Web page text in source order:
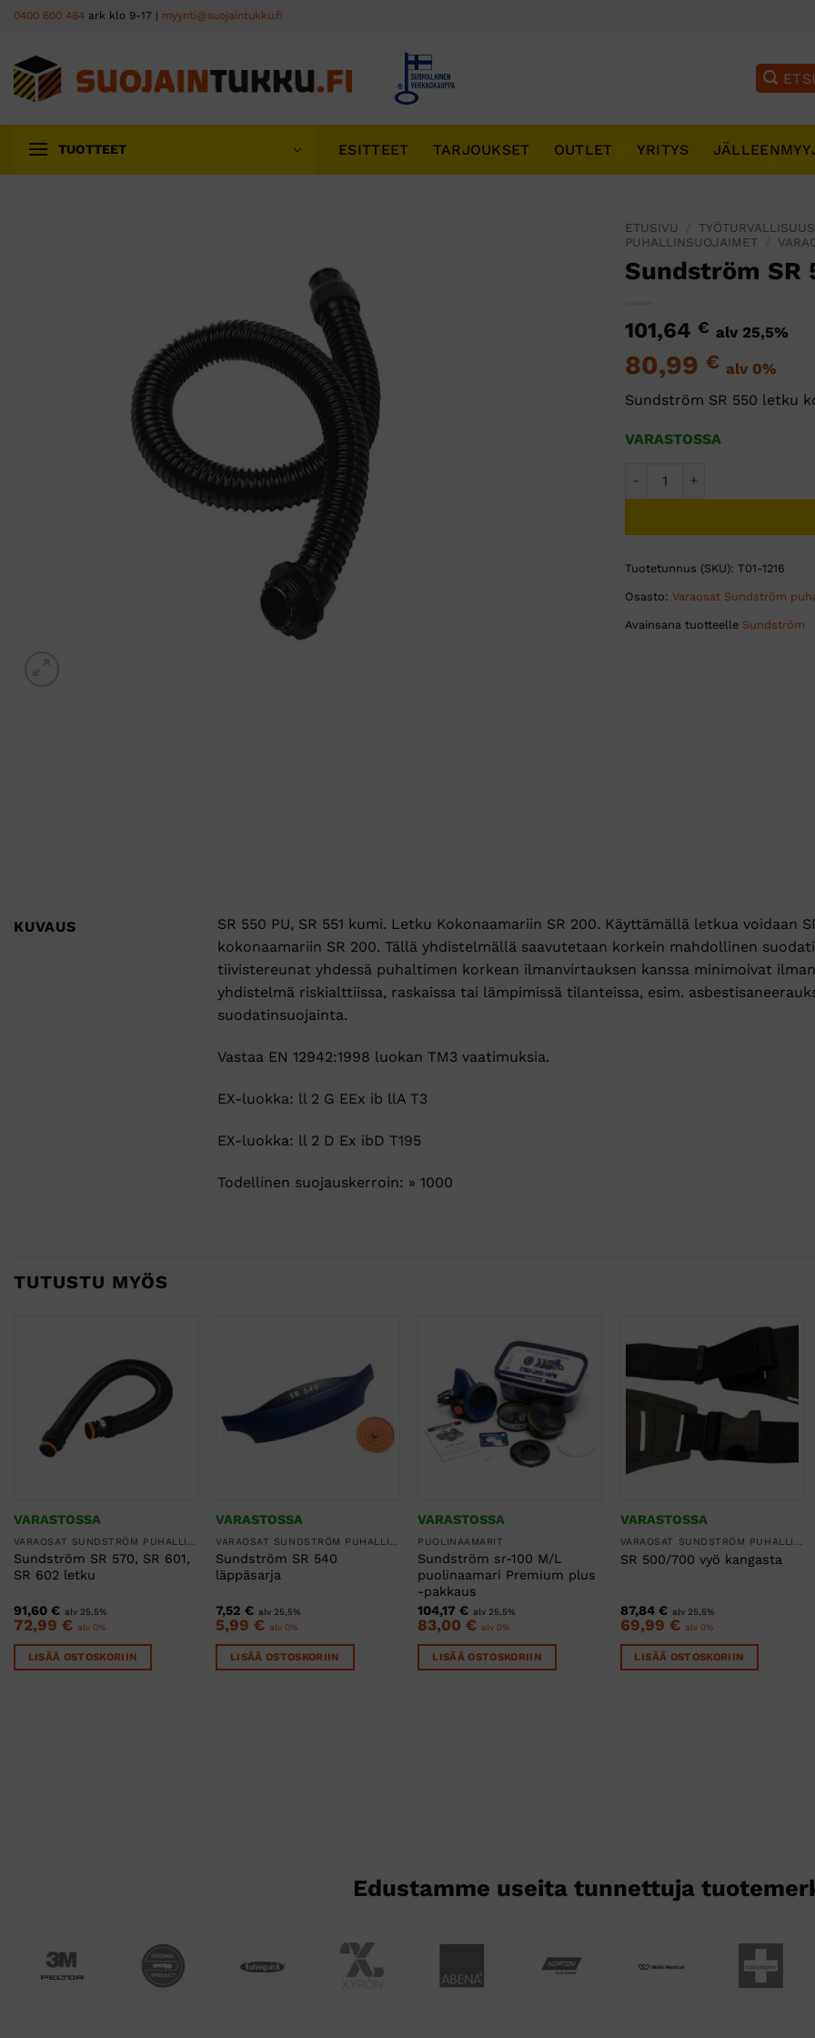
Skip
content
0400 600 484 ark klo 9-17 | myynti@suojaintukku.fi
TUOTTEET ESITTEET TARJOUKSET OUTLET YRITYS
ETUSIVU TYÖTURVALLISUUS
PUHALLINSUOJAIMET
Sundström SR
101,64 € alv 25,5%
80,99 € alv 0%
Sundström SR 550 letku
VARASTOSSA
Tuotetunnus (SKU): T01-1216
Osasto: Varaosat Sundström
Avainsana tuotteelle Sundström
KUVAUS
SR 550 PU, SR 551 kumi. Letku Kokonaamariin SR 200. Käyttämällä letkua voidaan
kokonaamariin SR 200. Tällä yhdistelmällä saavutetaan korkein mahdollinen
tiivistereunat yhdessä puhaltimen korkean ilmanvirtauksen kanssa minimoivat
yhdistelmä riskialttiissa, raskaissa tai lämpimissä tilanteissa, esim.
suodatinsuojainta.
Vastaa EN 12942:1998 luokan TM3 vaatimuksia.
EX-luokka: ll 2 G EEx ib llA T3
EX-luokka: ll 2 D Ex ibD T195
Todellinen suojauskerroin: » 1000
TUTUSTU MYÖS
VARASTOSSA
VARAOSAT SUNDSTRÖM PUHALLINSUOJAIMIIN
Sundström SR 570, SR 601,
SR 602 letku
91,60 € alv 25,5%
72,99 € alv 0%
LISÄÄ OSTOSKORIIN
VARASTOSSA
VARAOSAT SUNDSTRÖM PUHALLINSUOJAIMIIN
Sundström SR 540
läppäsarja
7,52€ alv 25,5%
5,99€ alv 0%
LISÄÄ OSTOSKORIIN
VARASTOSSA
PUOLINAAMARIT
Sundström sr-100 M/L
puolinaamari Premium plus
-pakkaus
104,17€ alv 25,5%
83,00€ alv 0%
LISÄÄ OSTOSKORIIN
VARASTOSSA
VARAOSAT SUNDSTRÖM PUHALLINSUOJAIMIIN
SR 500/700 vyö kangasta
87,84 € alv 25,5%
69,99 € alv 0%
LISÄÄ OSTOSKORIIN
Edustamme useita tunnettuja